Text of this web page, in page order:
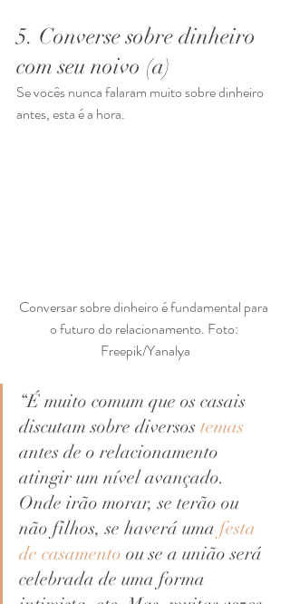
5. Converse sobre dinheiro
com seu noivo (a)
Se vocês nunca falaram muito sobre dinheiro
antes, esta é a hora.
Conversar sobre dinheiro é fundamental para
o futuro do relacionamento. Foto:
Freepik/Yanalya
“É muito comum que os casais
discutam sobre diversos temas
antes de o relacionamento
atingir um nível avançado.
Onde irão morar, se terão ou
não filhos, se haverá uma festa
de casamento ou se a união será
celebrada de uma forma